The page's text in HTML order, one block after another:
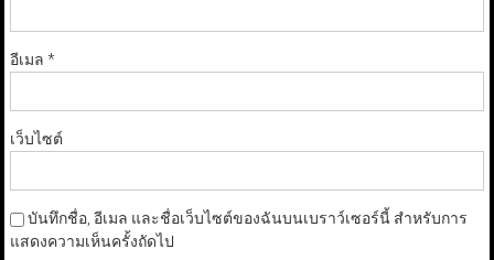
อีเมล *
เว็บไซต์
บันทึกชื่อ, อีเมล และชื่อเว็บไซต์ของฉันบนเบราว์เซอร์นี้ สำหรับการ
แสดงความเห็นครั้งถัดไป